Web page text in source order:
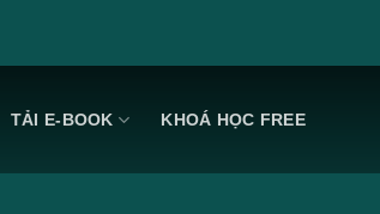
TẢI E-BOOK KHOÁ HỌC FREE